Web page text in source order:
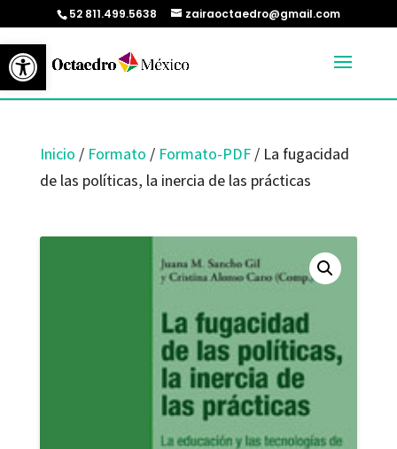
Abrir barra de herramientas
52 811.499.5638 zairaoctaedro@gmail.com
Inicio / Formato / Formato-PDF/ La fugacidad
de las políticas, la inercia de las prácticas